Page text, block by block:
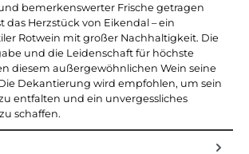
bemerkenswerter Frische getragen
das Herzstück von Eikendal – ein
Rotwein mit großer Nachhaltigkeit. Die
und die Leidenschaft für höchste
diesem außergewöhnlichen Wein seine
Dekantierung wird empfohlen, um sein
entfalten und ein unvergessliches
schaffen.